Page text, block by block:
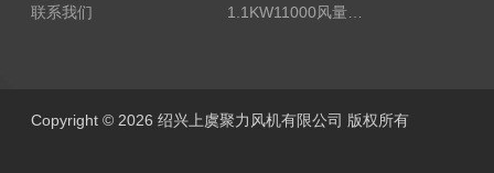
联系我们
1.1KW11000风量FDZ-5.5不锈钢壁式轴流风机
Copyright © 2026 绍兴上虞聚力风机有限公司 版权所有